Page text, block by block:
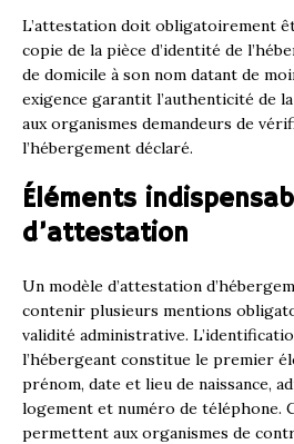
L’attestation doit obligatoirement
copie de la pièce d’identité de
de domicile à son nom datant de
exigence garantit l’authenticité de
aux organismes demandeurs de
l’hébergement déclaré.
Éléments
d’attestation
Un modèle d’attestation
contenir plusieurs mentions
validité administrative.
l’hébergeant constitue le premier
prénom, date et lieu de naissance,
logement et numéro de téléphone.
permettent aux organismes de